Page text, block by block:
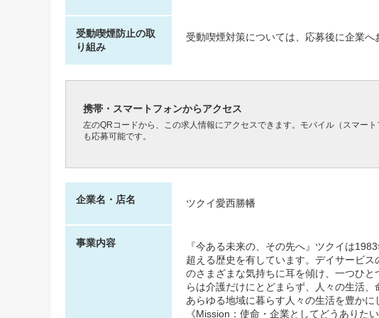
受動喫煙防止の取
り組み
受動喫煙対策については、応募後に企業へ
携帯・スマートフォンからアクセス
左のQRコードから、この求人情報にアクセスできます。モバイル（スマー
も応募可能です。
企業名・店名 ツクイ愛西勝幡
事業内容
『今ある未来の、その先へ』ツクイは
超える歴史を有しています。デイサービ
のさまざまな気持ちに耳を傾け、一つひ
らは介護だけにとどまらず、人々の生活
あらゆる地域に暮らす人々の生活を豊かに
《Mission：使命・企業としてどうありた